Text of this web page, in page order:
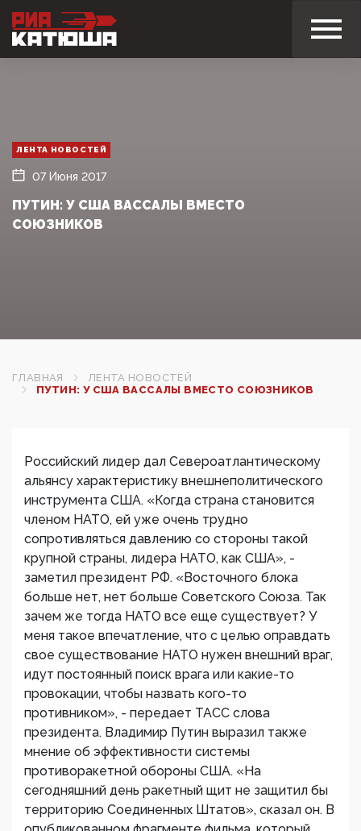
ЛЕНТА НОВОСТЕЙ
07 Июня 2017
ПУТИН: У США ВАССАЛЫ ВМЕСТО
СОЮЗНИКОВ
ГЛАВНАЯ
ЛЕНТА НОВОСТЕЙ
ПУТИН: У США ВАССАЛЫ ВМЕСТО СОЮЗНИКОВ
Российский лидер дал Североатлантическому
альянсу характеристику внешнеполитического
инструмента США. «Когда страна становится
членом НАТО, ей уже очень трудно
сопротивляться давлению со стороны такой
крупной страны, лидера НАТО, как США», -
заметил президент РФ. «Восточного блока
больше нет, нет больше Советского Союза. Так
зачем же тогда НАТО все еще существует? У
меня такое впечатление, что с целью оправдать
свое существование НАТО нужен внешний враг,
идут постоянный поиск врага или какие-то
провокации, чтобы назвать кого-то
противником», - передает ТАСС слова
президента. Владимир Путин выразил также
мнение об эффективности системы
противоракетной обороны США. «На
сегодняшний день ракетный щит не защитил бы
территорию Соединенных Штатов», сказал он. В